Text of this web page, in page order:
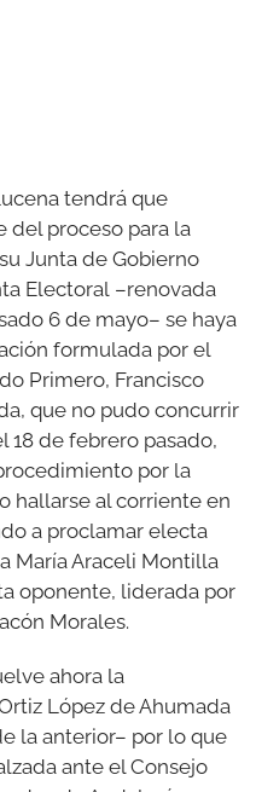
tendrá que
del proceso para la
Junta de Gobierno
Electoral –renovada
6 de mayo– se haya
formulada por el
Primero, Francisco
que no pudo concurrir
18 de febrero pasado,
por la
hallarse al corriente en
a proclamar electa
María Araceli Montilla
oponente, liderada por
Morales.
ahora la
López de Ahumada
la anterior– por lo que
ante el Consejo